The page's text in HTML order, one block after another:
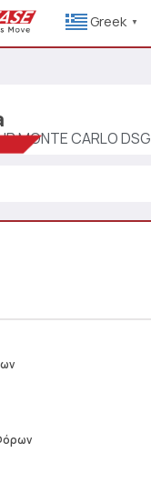
Greek ▼
MONTE CARLO DSG